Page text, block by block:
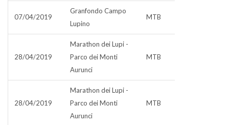
07/04/2019
Granfondo Campo
Lupino
MTB
28/04/2019
Marathon dei Lupi -
Parco dei Monti
Aurunci
MTB
28/04/2019
Marathon dei Lupi -
Parco dei Monti
Aurunci
MTB